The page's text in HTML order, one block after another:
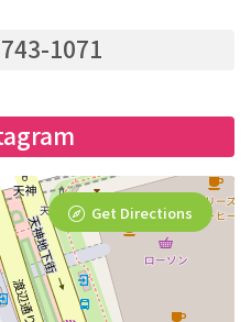
1071
Get Directions